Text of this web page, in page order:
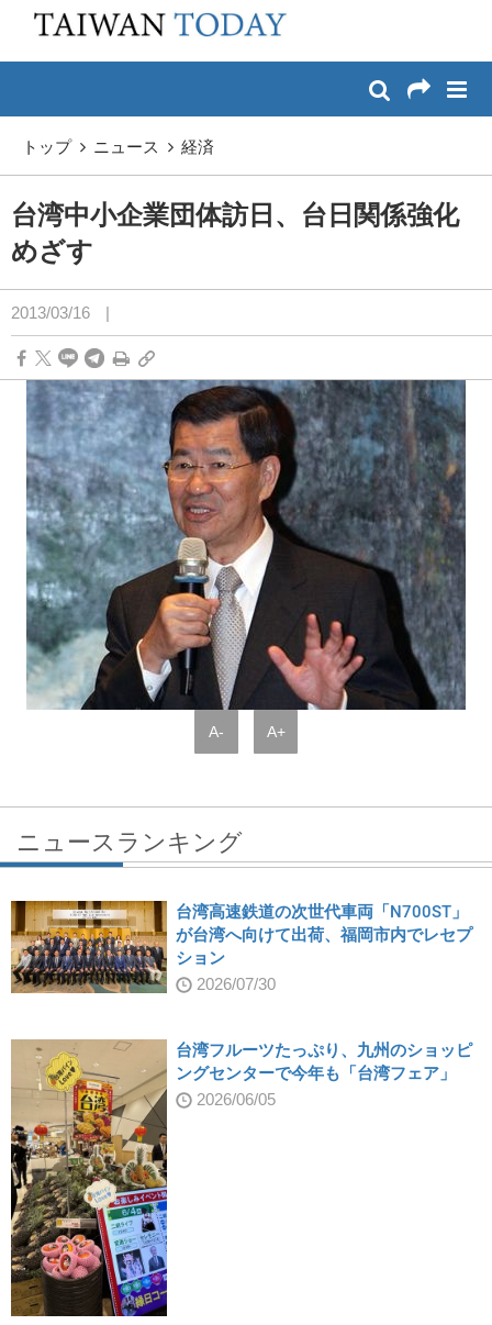
メイン コンテンツへスキップ
トップ ニュース 経済
台湾中小企業団体訪日、台日関係強化
めざす
2013/03/16 |
A- A+
ニュースランキング
台湾高速鉄道の次世代車両「N700ST」
が台湾へ向けて出荷、福岡市内でレセプ
ション
2026/07/30
台湾フルーツたっぷり、九州のショッピ
ングセンターで今年も「台湾フェア」
2026/06/05